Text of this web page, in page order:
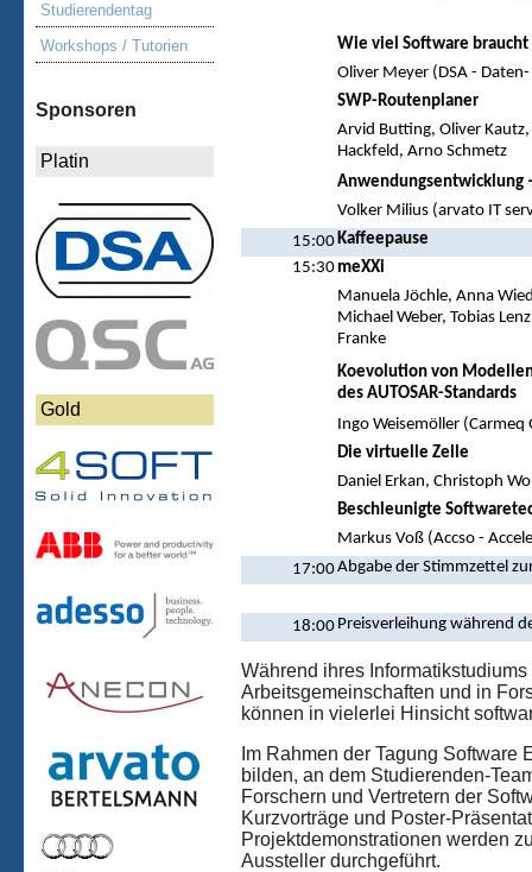
Studierendentag
Workshops / Tutorien
Sponsoren
Platin
Gold
Wie viel Software braucht
Oliver Meyer (DSA -
SWP-Routenplaner
Arvid Butting, Oliver
Hackfeld, Arno Schmetz
Anwendungsentwicklung
Volker Milius (arvato IT
15:00 Kaffeepause
15:30 meXXi
Manuela Jöchle, Anna
Michael Weber, Tobias
Franke
Koevolution von
des AUTOSAR-Standards
Ingo Weisemöller (Carmeq
Die virtuelle Zelle
Daniel Erkan, Christoph
Beschleunigte
Markus Voß (Accso -
17:00Abgabe der Stimmzettel
18:00 Preisverleihung während
Während ihres
Arbeitsgemeinschaften und in
können in vielerlei Hinsicht
Im Rahmen der Tagung
bilden, an dem Studierenden-
Forschern und Vertretern der
Kurzvorträge und Poster-
Projektdemonstrationen werden
Aussteller durchgeführt.